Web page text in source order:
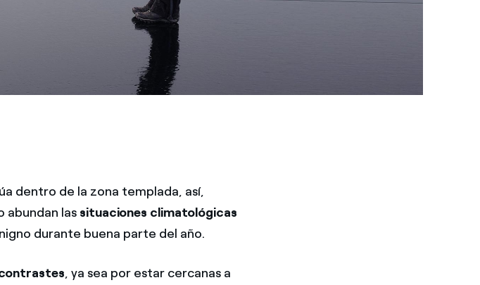
dentro de la zona templada, así,
abundan las situaciones climatológicas
durante buena parte del año.
, ya sea por estar cercanas a